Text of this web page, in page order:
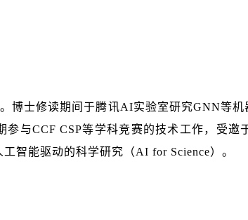
博士修读期间于腾讯AI实验室研究GNN等机
与CCF CSP等学科竞赛的技术工作，受邀
智能驱动的科学研究（AI for Science）。